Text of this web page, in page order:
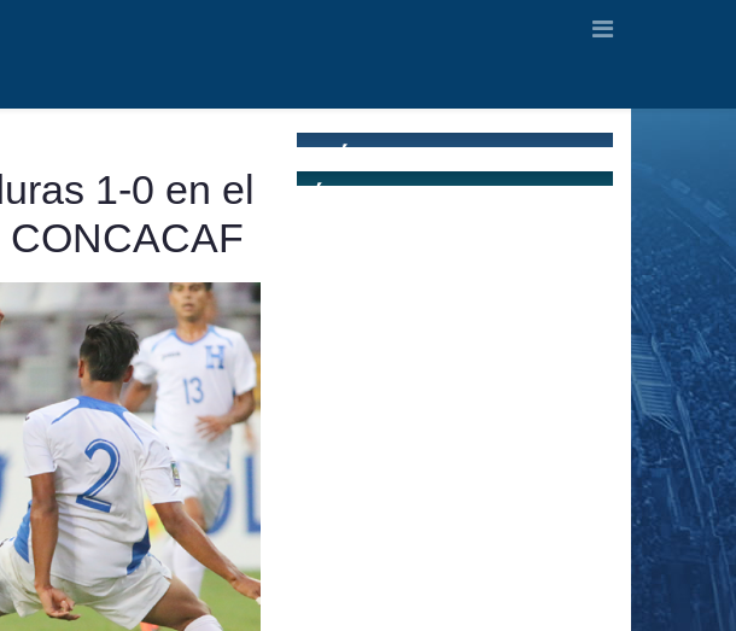
1-0 en el